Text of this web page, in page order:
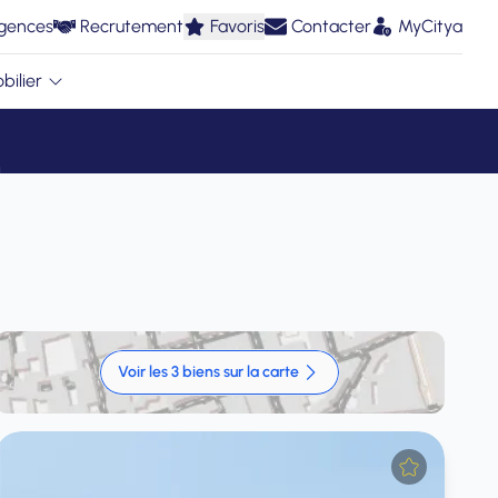
Recrutement Favoris Contacter MyCitya
Voir les 3 biens sur la carte